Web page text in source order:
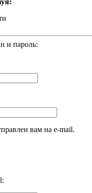
и пароль:
вам на e-mail.